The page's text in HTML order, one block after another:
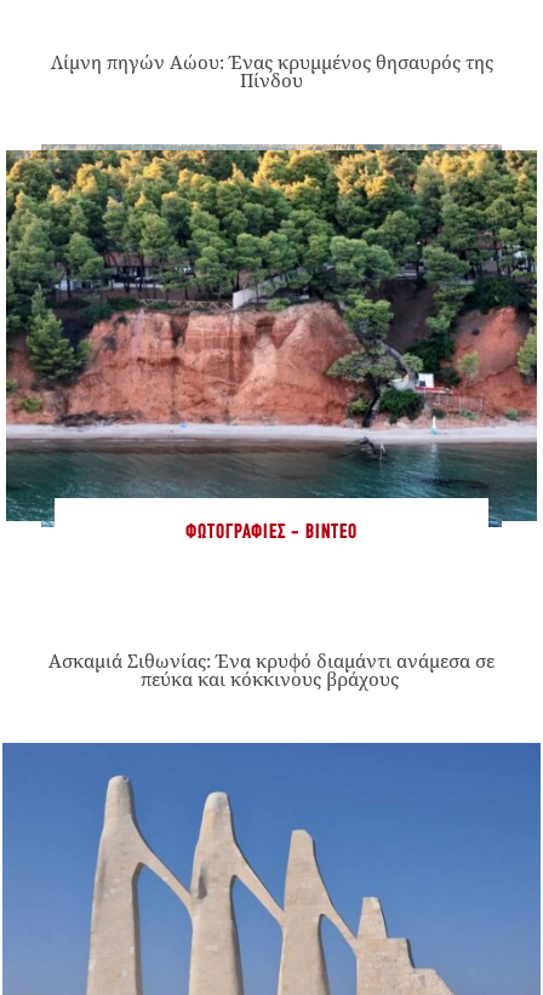
Λίμνη πηγών Αώου: Ένας κρυμμένος θησαυρός της
Πίνδου
ΦΩΤΟΓΡΑΦΊΕΣ - ΒΊΝΤΕΟ
Ασκαμιά Σιθωνίας: Ένα κρυφό διαμάντι ανάμεσα σε
πεύκα και κόκκινους βράχους